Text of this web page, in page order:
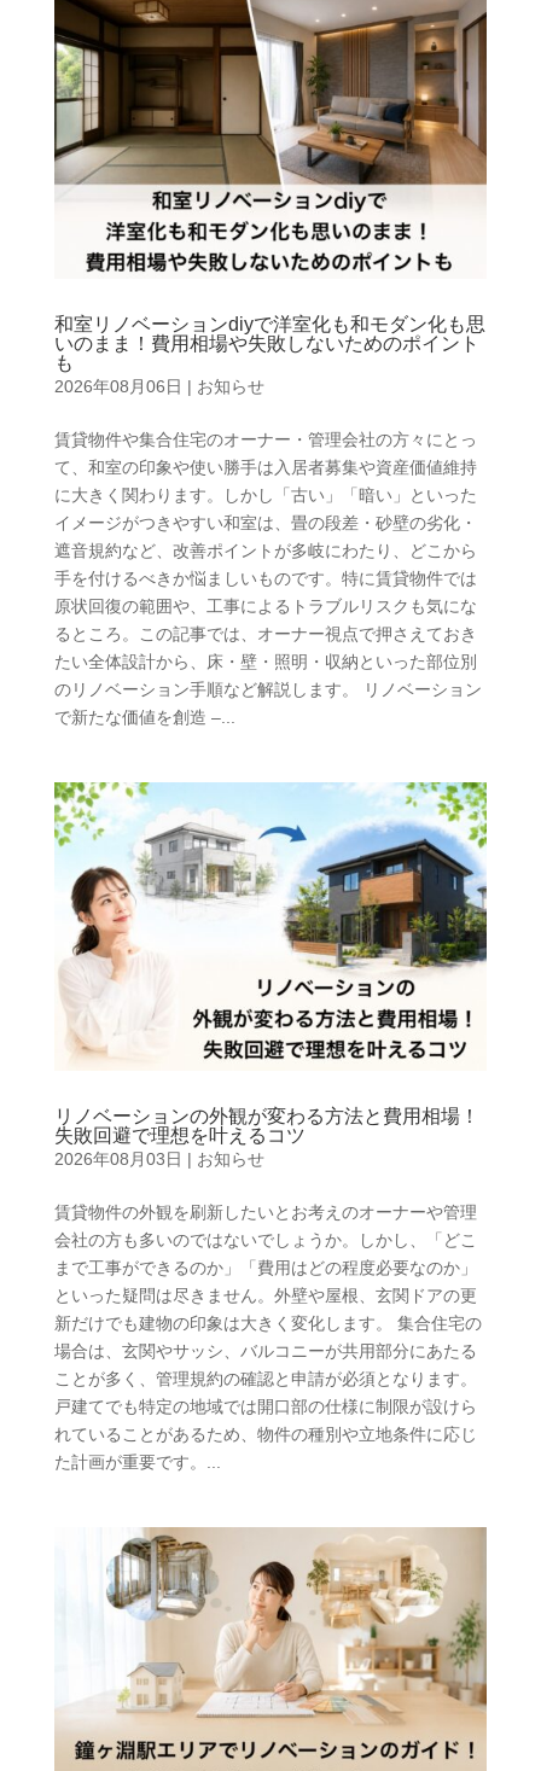
和室リノベーションdiyで洋室化も和モダン化も思
いのまま！費用相場や失敗しないためのポイント
も
2026年08月06日 | お知らせ
賃貸物件や集合住宅のオーナー・管理会社の方々にとっ
て、和室の印象や使い勝手は入居者募集や資産価値維持
に大きく関わります。しかし「古い」「暗い」といった
イメージがつきやすい和室は、畳の段差・砂壁の劣化・
遮音規約など、改善ポイントが多岐にわたり、どこから
手を付けるべきか悩ましいものです。特に賃貸物件では
原状回復の範囲や、工事によるトラブルリスクも気にな
るところ。この記事では、オーナー視点で押さえておき
たい全体設計から、床・壁・照明・収納といった部位別
のリノベーション手順など解説します。 リノベーション
で新たな価値を創造 –...
リノベーションの外観が変わる方法と費用相場！
失敗回避で理想を叶えるコツ
2026年08月03日 | お知らせ
賃貸物件の外観を刷新したいとお考えのオーナーや管理
会社の方も多いのではないでしょうか。しかし、「どこ
まで工事ができるのか」「費用はどの程度必要なのか」
といった疑問は尽きません。外壁や屋根、玄関ドアの更
新だけでも建物の印象は大きく変化します。 集合住宅の
場合は、玄関やサッシ、バルコニーが共用部分にあたる
ことが多く、管理規約の確認と申請が必須となります。
戸建てでも特定の地域では開口部の仕様に制限が設けら
れていることがあるため、物件の種別や立地条件に応じ
た計画が重要です。...